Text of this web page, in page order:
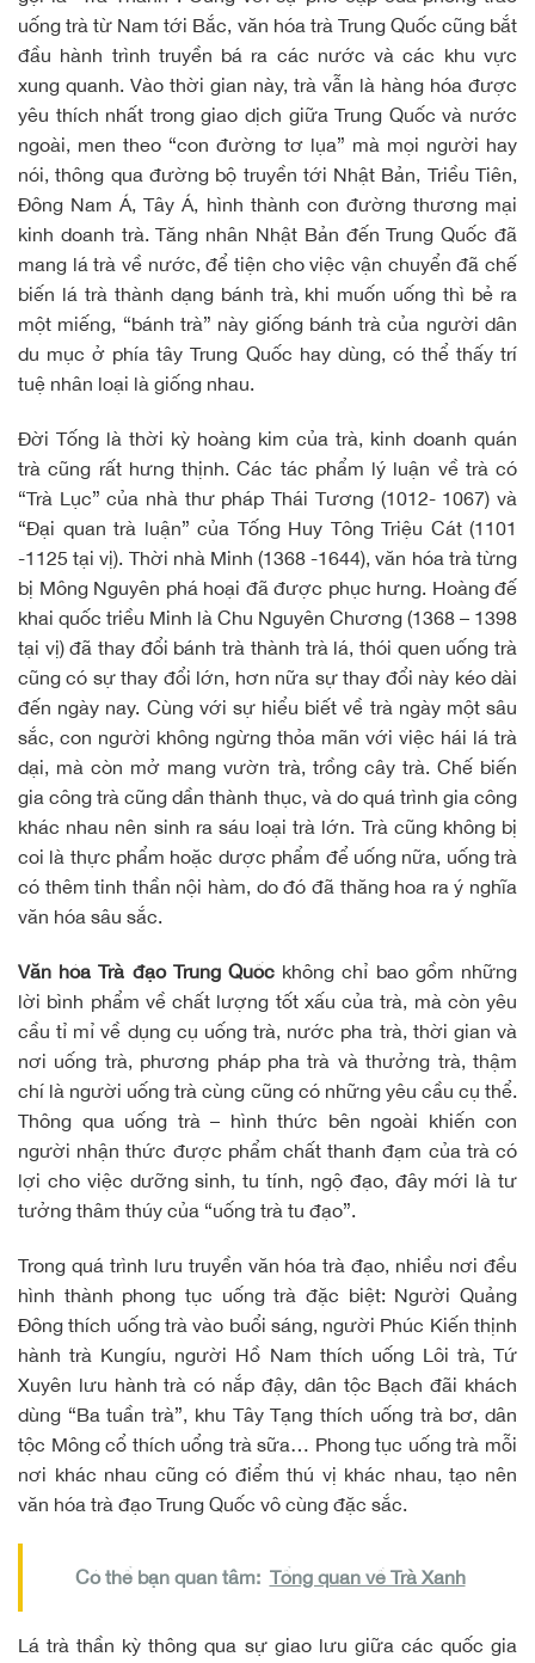
uống trà từ Nam tới Bắc, văn hóa trà Trung Quốc cũng bắt
đầu hành trình truyền bá ra các nước và các khu vực
xung quanh. Vào thời gian này, trà vẫn là hàng hóa được
yêu thích nhất trong giao dịch giữa Trung Quốc và nước
ngoài, men theo “con đường tơ lụa” mà mọi người hay
nói, thông qua đường bộ truyền tới Nhật Bản, Triều Tiên,
Đông Nam Á, Tây Á, hình thành con đường thương mại
kinh doanh trà. Tăng nhân Nhật Bản đến Trung Quốc đã
mang lá trà về nước, để tiện cho việc vận chuyển đã chế
biến lá trà thành dạng bánh trà, khi muốn uống thì bẻ ra
một miếng, “bánh trà” này giống bánh trà của người dân
du mục ở phía tây Trung Quốc hay dùng, có thể thấy trí
tuệ nhân loại là giống nhau.
Đời Tống là thời kỳ hoàng kim của trà, kinh doanh quán
trà cũng rất hưng thịnh. Các tác phẩm lý luận về trà có
“Trà Lục” của nhà thư pháp Thái Tương (1012- 1067) và
“Đại quan trà luận” của Tống Huy Tông Triệu Cát (1101
-1125 tại vị). Thời nhà Minh (1368 -1644), văn hóa trà từng
bị Mông Nguyên phá hoại đã được phục hưng. Hoàng đế
khai quốc triều Minh là Chu Nguyên Chương (1368 – 1398
tại vị) đã thay đổi bánh trà thành trà lá, thói quen uống trà
cũng có sự thay đổi lớn, hơn nữa sự thay đổi này kéo dài
đến ngày nay. Cùng với sự hiểu biết về trà ngày một sâu
sắc, con người không ngừng thỏa mãn với việc hái lá trà
dại, mà còn mở mang vườn trà, trồng cây trà. Chế biến
gia công trà cũng dần thành thục, và do quá trình gia công
khác nhau nên sinh ra sáu loại trà lớn. Trà cũng không bị
coi là thực phẩm hoặc dược phẩm để uống nữa, uống trà
có thêm tinh thần nội hàm, do đó đã thăng hoa ra ý nghĩa
văn hóa sâu sắc.
Văn hóa Trà đạo Trung Quốc không chỉ bao gồm những
lời bình phẩm về chất lượng tốt xấu của trà, mà còn yêu
cầu tỉ mỉ về dụng cụ uống trà, nước pha trà, thời gian và
nơi uống trà, phương pháp pha trà và thưởng trà, thậm
chí là người uống trà cùng cũng có những yêu cầu cụ thể.
Thông qua uống trà – hình thức bên ngoài khiến con
người nhận thức được phẩm chất thanh đạm của trà có
lợi cho việc dưỡng sinh, tu tính, ngộ đạo, đây mới là tư
tưởng thâm thúy của “uống trà tu đạo”.
Trong quá trình lưu truyền văn hóa trà đạo, nhiều nơi đều
hình thành phong tục uống trà đặc biệt: Người Quảng
Đông thích uống trà vào buổi sáng, người Phúc Kiến thịnh
hành trà Kungíu, người Hồ Nam thích uống Lôi trà, Tứ
Xuyên lưu hành trà có nắp đậy, dân tộc Bạch đãi khách
dùng “Ba tuần trà”, khu Tây Tạng thích uống trà bơ, dân
tộc Mông cổ thích uổng trà sữa… Phong tục uống trà mỗi
nơi khác nhau cũng có điểm thú vị khác nhau, tạo nên
văn hóa trà đạo Trung Quốc vô cùng đặc sắc.
Có thể bạn quan tâm: Tổng quan về Trà Xanh
Lá trà thần kỳ thông qua sự giao lưu giữa các quốc gia